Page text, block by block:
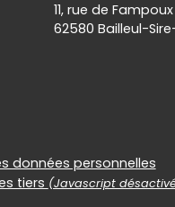
11, rue de Fampoux
62580 Bailleul-
données personnelles
tiers (Javascript